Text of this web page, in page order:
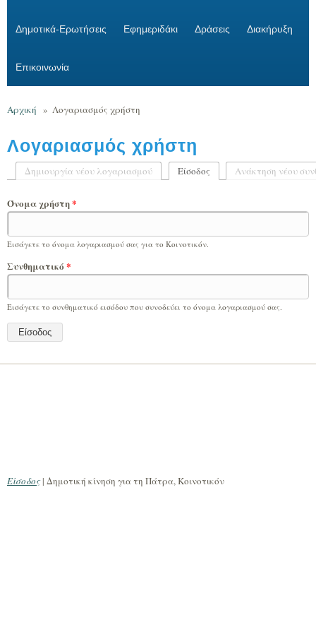
Δημοτικά-Ερωτήσεις Εφημεριδάκι Δράσεις Διακήρυξη
Επικοινωνία
Αρχική » Λογαριασμός χρήστη
Λογαριασμός χρήστη
Δημιουργία νέου λογαριασμού Είσοδος (ενεργή καρτέλα)
Ανάκτηση νέου
Όνομα χρήστη*
Εισάγετε το όνομα λογαριασμού σας για το Κοινοτικόν.
Συνθηματικό *
Εισάγετε το συνθηματικό εισόδου που συνοδεύει το όνομα λογαριασμού σας.
Είσοδος| Δημοτική κίνηση για τη Πάτρα, Κοινοτικόν